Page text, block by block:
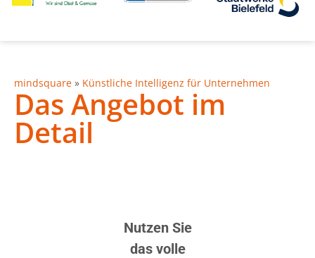
mindsquare » Künstliche Intelligenz für Unternehmen
Das Angebot im
Detail
Nutzen Sie
das volle